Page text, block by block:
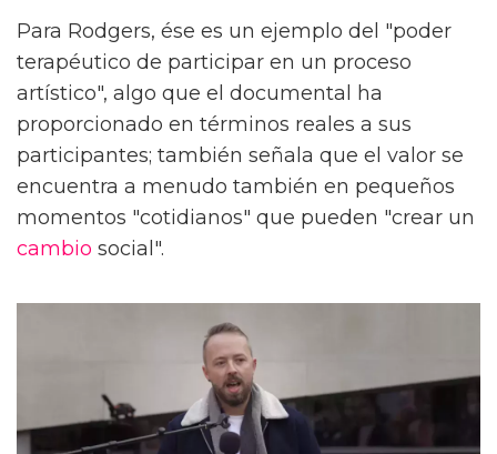
Para Rodgers, ése es un ejemplo del "poder
terapéutico de participar en un proceso
artístico", algo que el documental ha
proporcionado en términos reales a sus
participantes; también señala que el valor se
encuentra a menudo también en pequeños
momentos "cotidianos" que pueden "crear un
cambio social".